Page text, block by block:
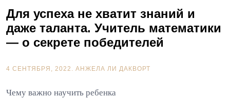
Для успеха не хватит знаний и
даже таланта. Учитель математики
— о секрете победителей
4 СЕНТЯБРЯ, 2022. АНЖЕЛА ЛИ ДАКВОРТ
Чему важно научить ребенка